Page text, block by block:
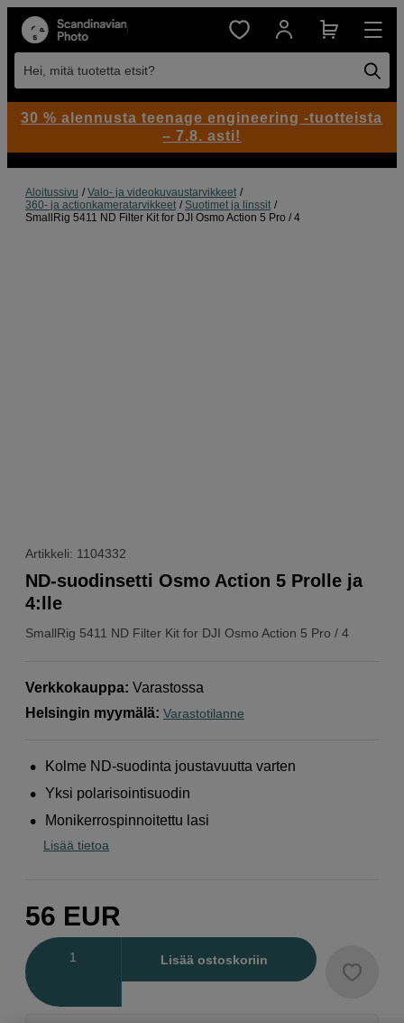
Hei, mitä tuotetta etsit?
Aloitussivu
Valo- ja videokuvaustarvikkeet
360- ja actionkameratarvikkeet
Suotimet ja linssit
SmallRig 5411 ND Filter Kit for DJI Osmo Action 5 Pro / 4
Artikkeli: 1104332
SmallRig 5411 ND Filter Kit for DJI Osmo Action 5 Pro / 4
ND-suodinsetti Osmo Action 5 Prolle ja
4:lle
Verkkokauppa: Varastossa
Helsingin myymälä: Varastotilanne
Kolme ND-suodinta joustavuutta varten
Yksi polarisointisuodin
Monikerrospinnoitettu lasi
Lisää tietoa
56 EUR
Lisää ostoskoriin
30 % alennusta teenage engineering -tuotteista
– 7.8. asti!